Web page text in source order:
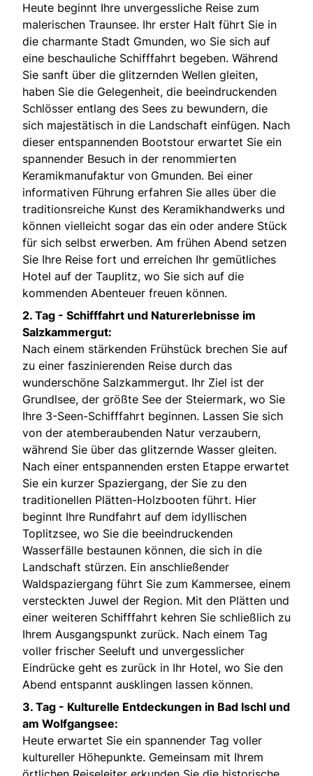
Heute beginnt Ihre unvergessliche Reise zum
malerischen Traunsee. Ihr erster Halt führt Sie in
die charmante Stadt Gmunden, wo Sie sich auf
eine beschauliche Schifffahrt begeben. Während
Sie sanft über die glitzernden Wellen gleiten,
haben Sie die Gelegenheit, die beeindruckenden
Schlösser entlang des Sees zu bewundern, die
sich majestätisch in die Landschaft einfügen. Nach
dieser entspannenden Bootstour erwartet Sie ein
spannender Besuch in der renommierten
Keramikmanufaktur von Gmunden. Bei einer
informativen Führung erfahren Sie alles über die
traditionsreiche Kunst des Keramikhandwerks und
können vielleicht sogar das ein oder andere Stück
für sich selbst erwerben. Am frühen Abend setzen
Sie Ihre Reise fort und erreichen Ihr gemütliches
Hotel auf der Tauplitz, wo Sie sich auf die
kommenden Abenteuer freuen können.
2. Tag - Schifffahrt und Naturerlebnisse im
Salzkammergut:
Nach einem stärkenden Frühstück brechen Sie auf
zu einer faszinierenden Reise durch das
wunderschöne Salzkammergut. Ihr Ziel ist der
Grundlsee, der größte See der Steiermark, wo Sie
Ihre 3-Seen-Schifffahrt beginnen. Lassen Sie sich
von der atemberaubenden Natur verzaubern,
während Sie über das glitzernde Wasser gleiten.
Nach einer entspannenden ersten Etappe erwartet
Sie ein kurzer Spaziergang, der Sie zu den
traditionellen Plätten-Holzbooten führt. Hier
beginnt Ihre Rundfahrt auf dem idyllischen
Toplitzsee, wo Sie die beeindruckenden
Wasserfälle bestaunen können, die sich in die
Landschaft stürzen. Ein anschließender
Waldspaziergang führt Sie zum Kammersee, einem
versteckten Juwel der Region. Mit den Plätten und
einer weiteren Schifffahrt kehren Sie schließlich zu
Ihrem Ausgangspunkt zurück. Nach einem Tag
voller frischer Seeluft und unvergesslicher
Eindrücke geht es zurück in Ihr Hotel, wo Sie den
Abend entspannt ausklingen lassen können.
3. Tag - Kulturelle Entdeckungen in Bad Ischl und
am Wolfgangsee:
Heute erwartet Sie ein spannender Tag voller
kultureller Höhepunkte. Gemeinsam mit Ihrem